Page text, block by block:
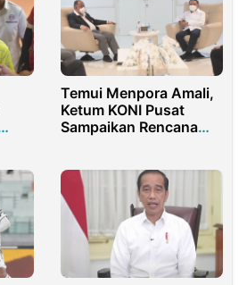
Temui Menpora Amali,
Ketum KONI Pusat
Sampaikan Rencana